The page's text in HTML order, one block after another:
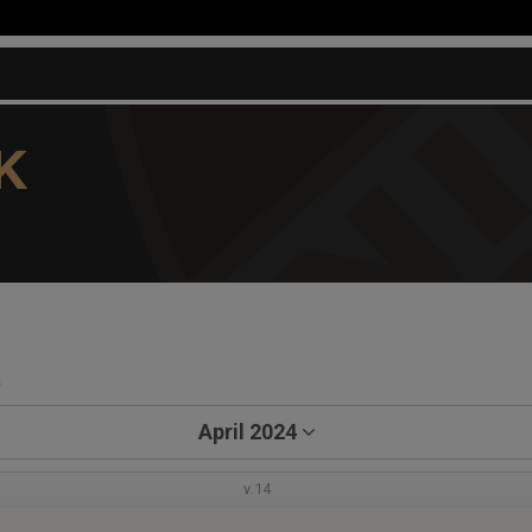
April 2024
v.14